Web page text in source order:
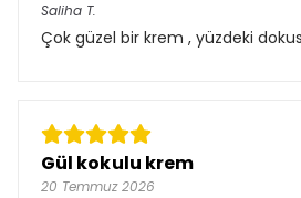
Saliha T.
Çok güzel bir krem , yüzdeki
Gül kokulu krem
20 Temmuz 2026